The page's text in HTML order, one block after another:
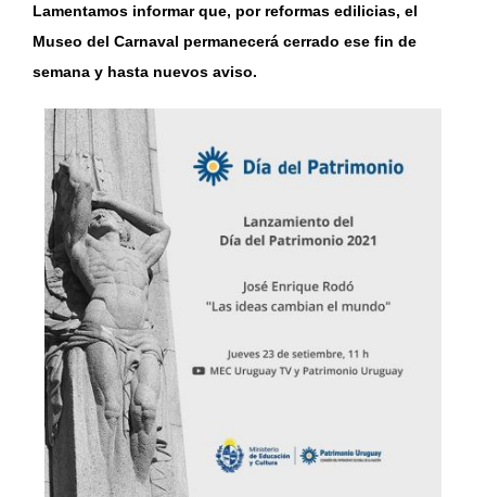
Lamentamos informar que, por reformas edilicias, el
Museo del Carnaval permanecerá cerrado ese fin de
semana y hasta nuevos aviso.